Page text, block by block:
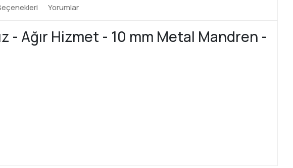
Yorumlar
- Ağır Hizmet - 10 mm Metal Mandren -